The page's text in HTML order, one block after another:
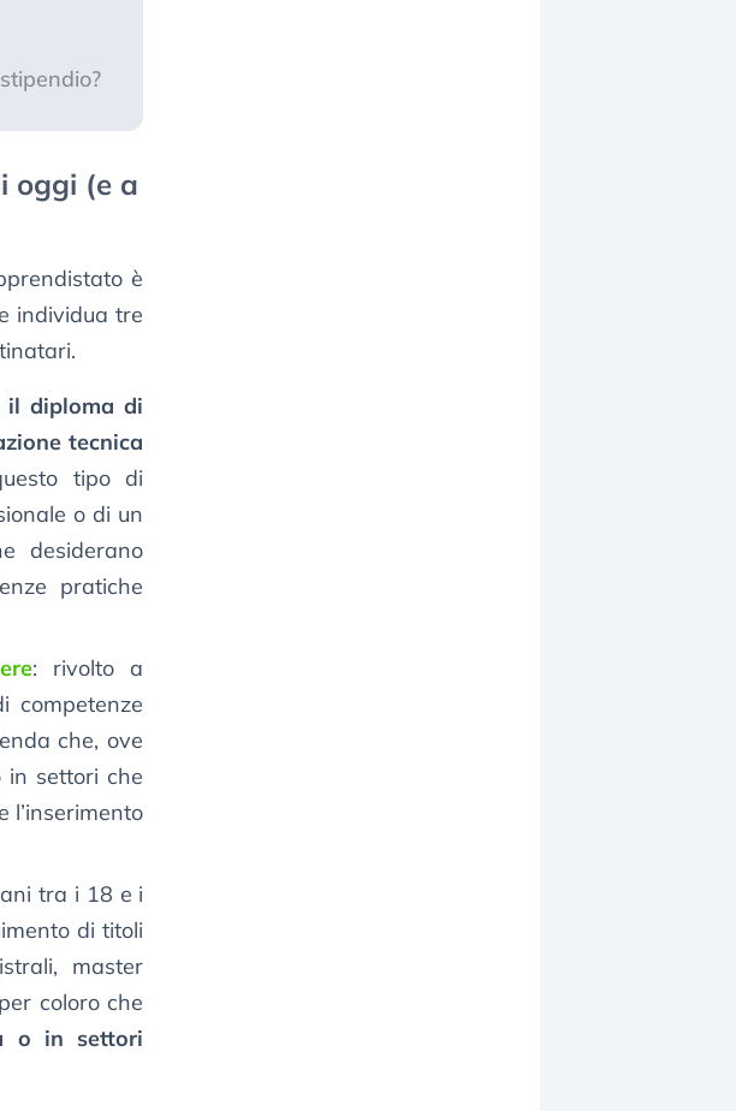
oggi (e a
è
individua tre
il diploma di
tecnica
tipo di
o di un
desiderano
pratiche
: rivolto a
competenze
che, ove
in settori che
l’inserimento
tra i 18 e i
di titoli
master
coloro che
o in settori